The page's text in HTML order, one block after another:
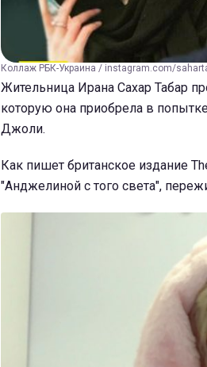
Коллаж РБК-Украина / instagram.com/
Жительница Ирана Сахар Табар
которую она приобрела в
Джоли.
Как пишет британское издание
"Анджелиной с того света",